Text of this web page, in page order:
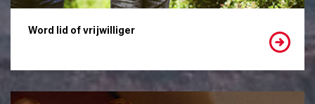
Word lid of vrijwilliger